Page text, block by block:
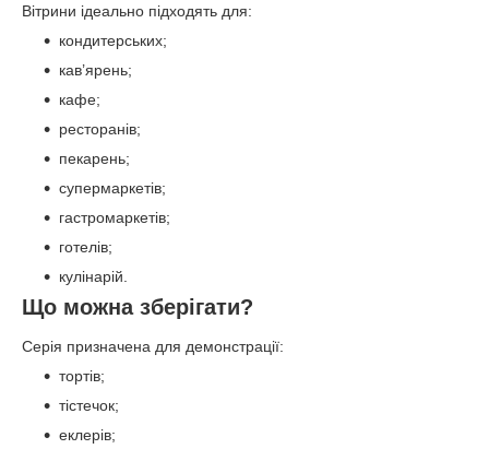
Вітрини ідеально підходять для:
кондитерських;
кав’ярень;
кафе;
ресторанів;
пекарень;
супермаркетів;
гастромаркетів;
готелів;
кулінарій.
Що можна зберігати?
Серія призначена для демонстрації:
тортів;
тістечок;
еклерів;